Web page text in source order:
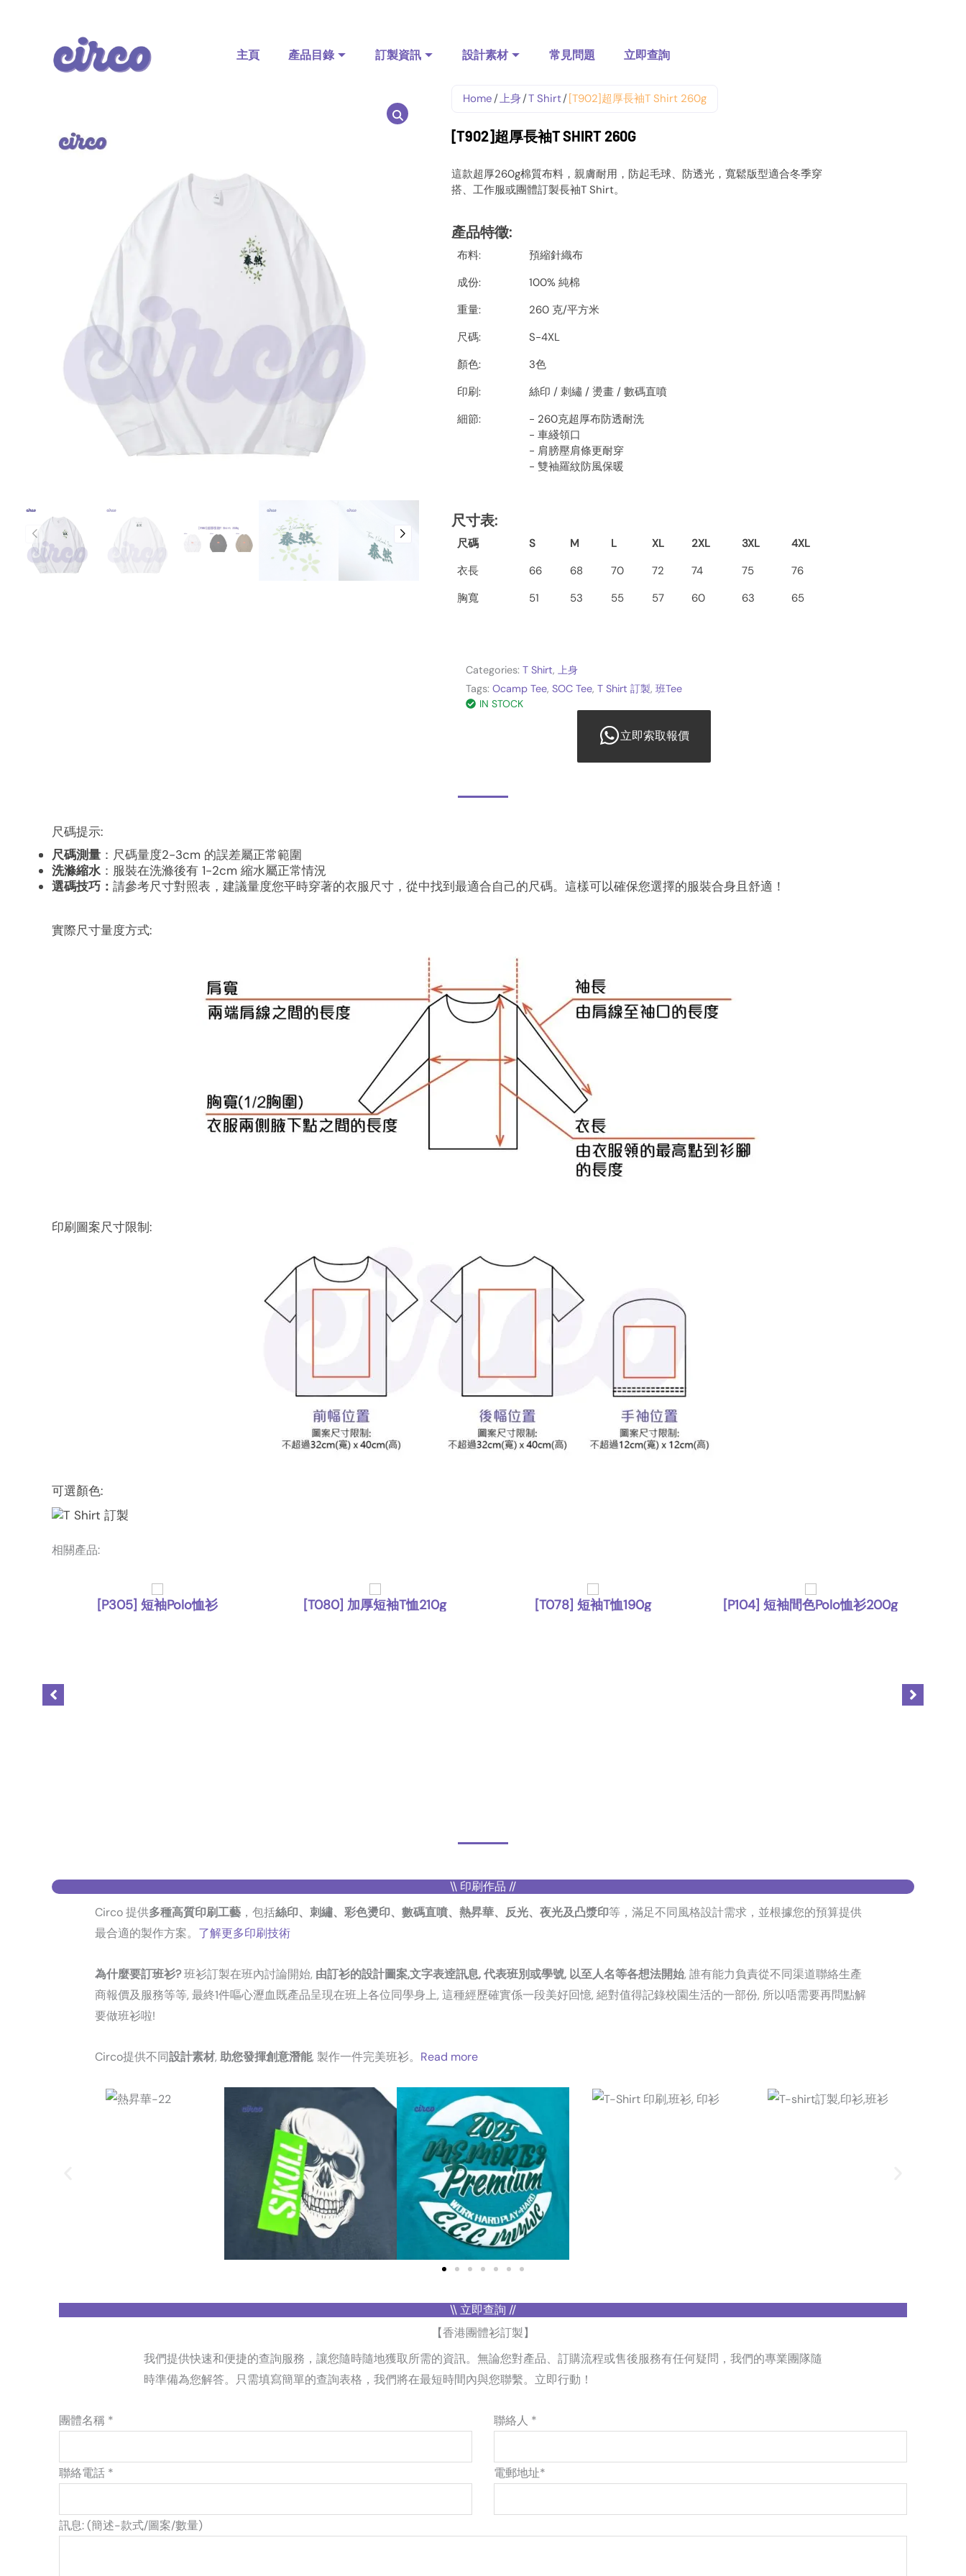
主頁 產品目錄 訂製資訊 設計素材 常見問題 立即查詢
Home /上身 /T Shirt/[T902]超厚長袖T Shirt 260g
[T902]超厚長袖T SHIRT 260G
這款超厚260g棉質布料，親膚耐用，防起毛球、防透光，寬鬆版型適合冬季穿
搭、工作服或團體訂製長袖T Shirt。
產品特徵:
布料:
預縮針織布
成份:
100% 純棉
重量:
260 克/平方米
尺碼:
S-4XL
顏色:
3色
印刷:
絲印 / 刺繡 / 燙畫 / 數碼直噴
細節:
- 260克超厚布防透耐洗
- 車綫領口
- 肩膀壓肩條更耐穿
- 雙袖羅紋防風保暖
尺寸表:
尺碼 S M L XL 2XL 3XL
4XL
衣長
66 68 70 72 74 75
76
胸寬
51 53 55 57 60 63 65
Categories: T Shirt, 上身
Tags: Ocamp Tee, SOC Tee, T Shirt 訂製, 班Tee
IN STOCK
立即索取報價
尺碼提示:
尺碼測量 ：尺碼量度2-3cm 的誤差屬正常範圍
洗滌縮水 ：服裝在洗滌後有 1-2cm 縮水屬正常情況
選碼技巧： 請參考尺寸對照表，建議量度您平時穿著的衣服尺寸，從中找到最適合自己的尺碼。這樣可以確保您選擇的服裝合身且舒適！
實際尺寸量度方式:
印刷圖案尺寸限制:
可選顏色:
相關產品:
[P305] 短袖Polo恤衫 [T080] 加厚短袖T恤210g [T078] 短袖T恤190g [P104] 短袖間色Polo恤衫200g
\\ 印刷作品 //
Circo 提供多種高質印刷工藝 ，包括絲印、刺繡、彩色燙印、數碼直噴、熱昇華、反光、夜光及凸漿印等，滿足不同風格設計需求，並根據您的預算提供
最合適的製作方案。 了解更多印刷技術
為什麼要訂班衫?班衫訂製在班內討論開始, 由訂衫的設計圖案,文字表逹訊息, 代表班別或學號, 以至人名等各想法開始, 誰有能力負責從不同渠道聯絡生產
商報價及服務等等, 最終1件嘔心瀝血既產品呈現在班上各位同學身上, 這種經歷確實係一段美好回憶, 絕對值得記錄校園生活的一部份, 所以唔需要再問點解
要做班衫啦!
Circo提供不同設計素材, 助您發揮創意潛能, 製作一件完美班衫。 Read more
\\ 立即查詢 //
【香港團體衫訂製】
我們提供快速和便捷的查詢服務，讓您隨時隨地獲取所需的資訊。無論您對產品、訂購流程或售後服務有任何疑問，我們的專業團隊隨
時準備為您解答。只需填寫簡單的查詢表格，我們將在最短時間內與您聯繫。立即行動！
團體名稱 * 聯絡人 *
聯絡電話 * 電郵地址*
訊息: (簡述-款式/圖案/數量)